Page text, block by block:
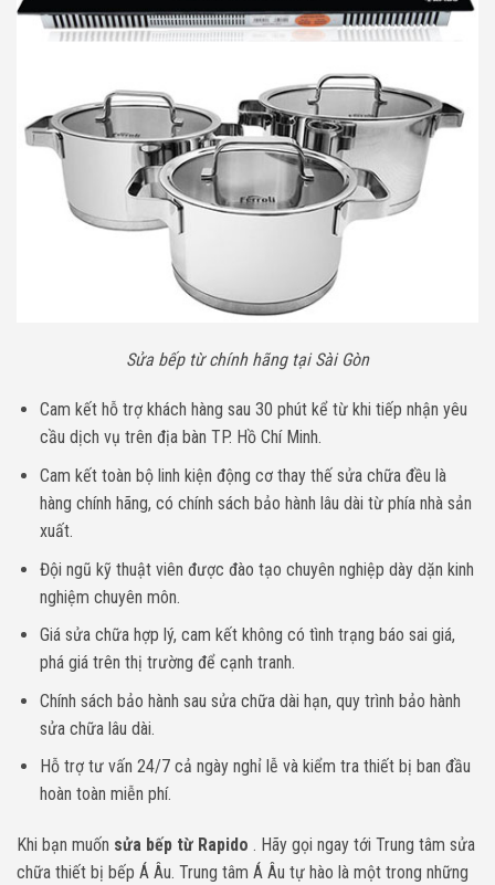
Sửa bếp từ chính hãng tại Sài Gòn
Cam kết hỗ trợ khách hàng sau 30 phút kể từ khi tiếp nhận yêu
cầu dịch vụ trên địa bàn TP. Hồ Chí Minh.
Cam kết toàn bộ linh kiện động cơ thay thế sửa chữa đều là
hàng chính hãng, có chính sách bảo hành lâu dài từ phía nhà sản
xuất.
Đội ngũ kỹ thuật viên được đào tạo chuyên nghiệp dày dặn kinh
nghiệm chuyên môn.
Giá sửa chữa hợp lý, cam kết không có tình trạng báo sai giá,
phá giá trên thị trường để cạnh tranh.
Chính sách bảo hành sau sửa chữa dài hạn, quy trình bảo hành
sửa chữa lâu dài.
Hỗ trợ tư vấn 24/7 cả ngày nghỉ lễ và kiểm tra thiết bị ban đầu
hoàn toàn miễn phí.
Khi bạn muốn sửa bếp từ Rapido . Hãy gọi ngay tới Trung tâm sửa
chữa thiết bị bếp Á Âu. Trung tâm Á Âu tự hào là một trong những